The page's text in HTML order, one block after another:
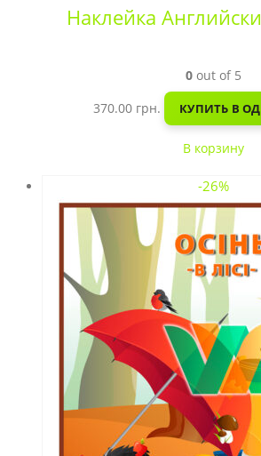
Наклейка
0out of 5
370.00 грн. КУПИТЬ В
В корзину
-26%